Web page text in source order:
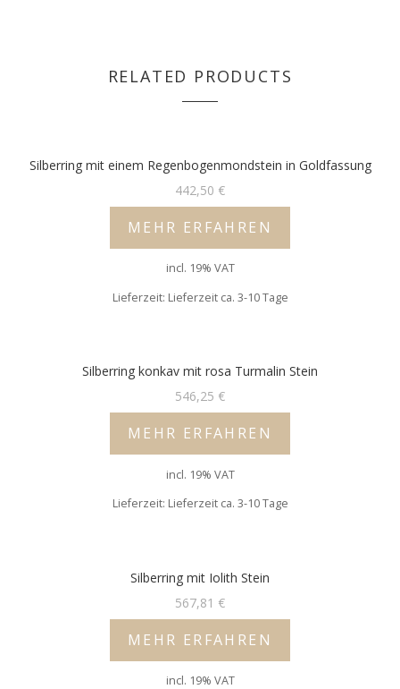
RELATED PRODUCTS
Silberring mit einem Regenbogenmondstein in Goldfassung
442,50 €
MEHR ERFAHREN
incl. 19% VAT
Lieferzeit: Lieferzeit ca. 3-10 Tage
Silberring konkav mit rosa Turmalin Stein
546,25 €
MEHR ERFAHREN
incl. 19% VAT
Lieferzeit: Lieferzeit ca. 3-10 Tage
Silberring mit Iolith Stein
567,81 €
MEHR ERFAHREN
incl. 19% VAT